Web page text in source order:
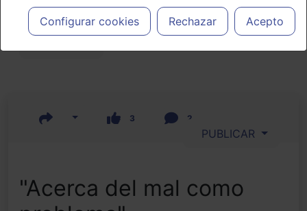
profesionales facultados prescribir medicamentos y decidir, en
cada caso concreto, el tratamiento más adecuado a las
necesidades del paciente.
Configurar cookies Rechazar Acepto
Actualidad y Artículos|Post
3 2
PUBLICAR
"Acerca del mal como